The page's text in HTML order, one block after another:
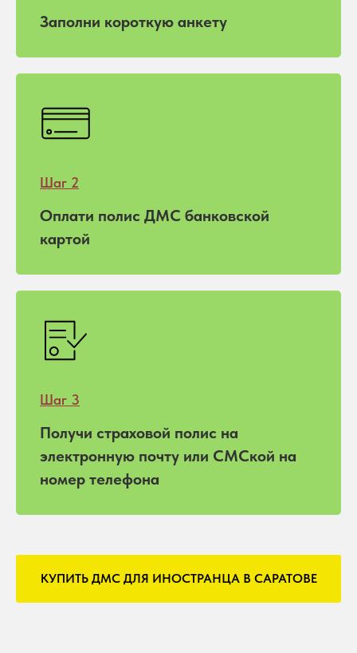
Заполни короткую анкету
Шаг 2
Оплати полис ДМС банковской
картой
Шаг 3
Получи страховой полис на
электронную почту или СМСкой на
номер телефона
КУПИТЬ ДМС ДЛЯ ИНОСТРАНЦА В САРАТОВЕ